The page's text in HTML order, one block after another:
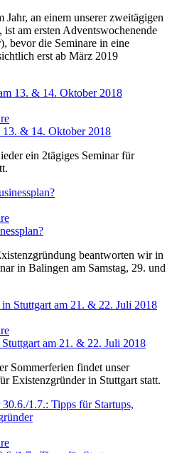
an einem unserer zweitägigen
am ersten Adventswochenende
bevor die Seminare in eine
erst ab März 2019
13. & 14. Oktober 2018
ein 2tägiges Seminar für
beantworten wir in
in Balingen am Samstag, 29. und
am 21. & 22. Juli 2018
Sommerferien findet unser
Existenzgründer in Stuttgart statt.